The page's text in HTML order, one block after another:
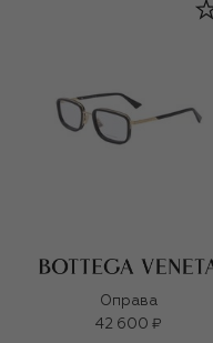
Оправа
42 600 ₽